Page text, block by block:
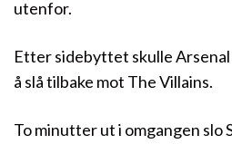
utenfor.
Etter sidebyttet skulle
å slå tilbake mot The Villains.
To minutter ut i omgangen slo